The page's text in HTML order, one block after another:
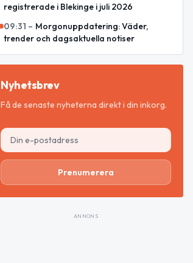
registrerade i Blekinge i juli 2026
09:31 – Morgonuppdatering: Väder,
trender och dagsaktuella notiser
Nyhetsbrev
Få de senaste nyheterna direkt i din inkorg.
Prenumerera
ANNONS